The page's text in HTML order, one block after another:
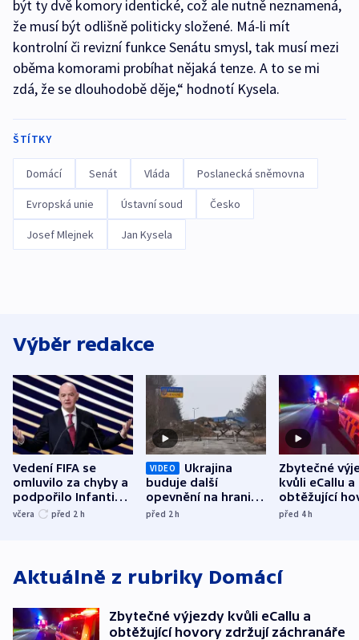
být ty dvě komory identické, což ale nutně neznamená,
že musí být odlišně politicky složené. Má-li mít
kontrolní či revizní funkce Senátu smysl, tak musí mezi
oběma komorami probíhat nějaká tenze. A to se mi
zdá, že se dlouhodobě děje,“ hodnotí Kysela.
ŠTÍTKY
Domácí Senát Vláda Poslanecká sněmovna
Evropská unie Ústavní soud Česko
Josef Mlejnek Jan Kysela
Výběr redakce
Vedení FIFA se
omluvilo za chyby a
podpořilo Infantina.
UEFA trvá na
včera před 2 h
VIDEO
Ukrajina
buduje další
opevnění na hranici
s Běloruskem
před 2h
Zbytečné
kvůli eCallu a
obtěžující
zdržují
před 4h
Aktuálně z rubriky Domácí
Zbytečné výjezdy kvůli eCallu a
obtěžující hovory zdržují záchranáře